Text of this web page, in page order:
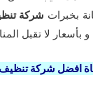
بخبرات شركة
بأسعار لا تقبل